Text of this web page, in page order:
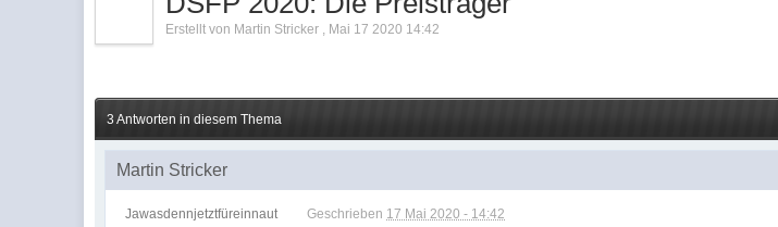
Erstellt von Martin Stricker , Mai 17 2020 14:42
3 Antworten in diesem Thema
Martin Stricker
Jawasdennjetztfüreinnaut Geschrieben 17 Mai 2020 - 14:42